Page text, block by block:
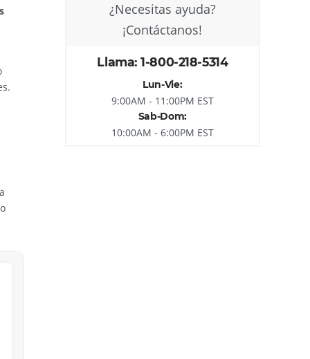
¿Necesitas ayuda?
¡Contáctanos!
Llama: 1-800-218-5314
Lun-Vie:
9:00AM - 11:00PM EST
Sab-Dom:
10:00AM - 6:00PM EST